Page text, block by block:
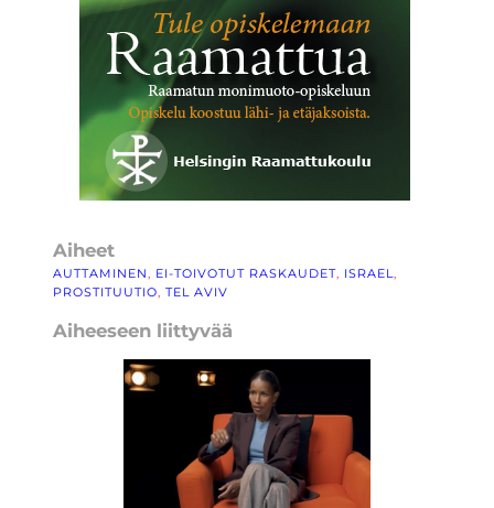
Aiheet
AUTTAMINEN, EI-TOIVOTUT RASKAUDET, ISRAEL
PROSTITUUTIO, TEL AVIV
Aiheeseen liittyvää